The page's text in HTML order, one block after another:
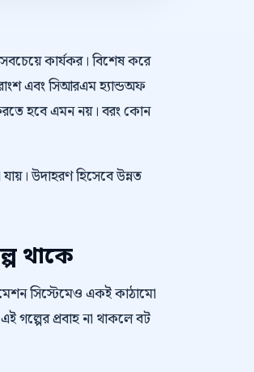
কার্যকর। বিশেষ করে
এবং সিআরএম হ্যান্ডঅফ
হবে এমন নয়। বরং কোন
উদাহরণ হিসেবে উন্নত
থাকে
সিস্টেমেও একই কাঠামো
গল্পের প্রবাহ না থাকলে বট